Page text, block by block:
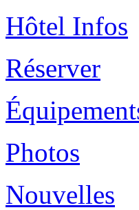
Hôtel Infos
Réserver
Photos
Nouvelles